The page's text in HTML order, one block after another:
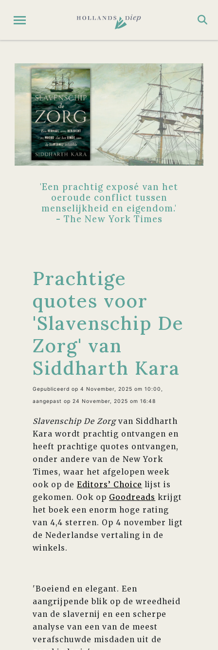
'Een prachtig exposé van het
oeroude conflict tussen
menselijkheid en eigendom.'
- The New York Times
Prachtige
quotes voor
'Slavenschip De
Zorg' van
Siddharth Kara
Gepubliceerd op 4 November, 2025 om 10:00,
aangepast op 24 November, 2025 om 16:48
Slavenschip De Zorgvan Siddharth
Kara wordt prachtig ontvangen en
heeft prachtige quotes ontvangen,
onder andere van de New York
Times, waar het afgelopen week
ook op deEditors’ Choice lijst is
gekomen. Ook op Goodreads krijgt
het boek een enorm hoge rating
van 4,4 sterren. Op 4 november ligt
de Nederlandse vertaling in de
winkels.
'Boeiend en elegant. Een
aangrijpende blik op de wreedheid
van de slavernij en een scherpe
analyse van een van de meest
verafschuwde misdaden uit de